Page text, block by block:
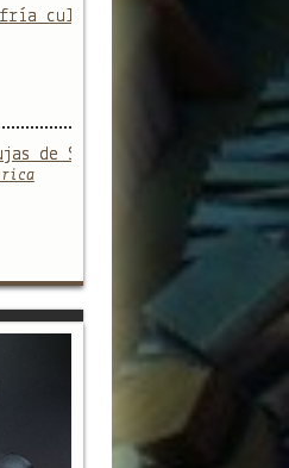
cultural
de Salem